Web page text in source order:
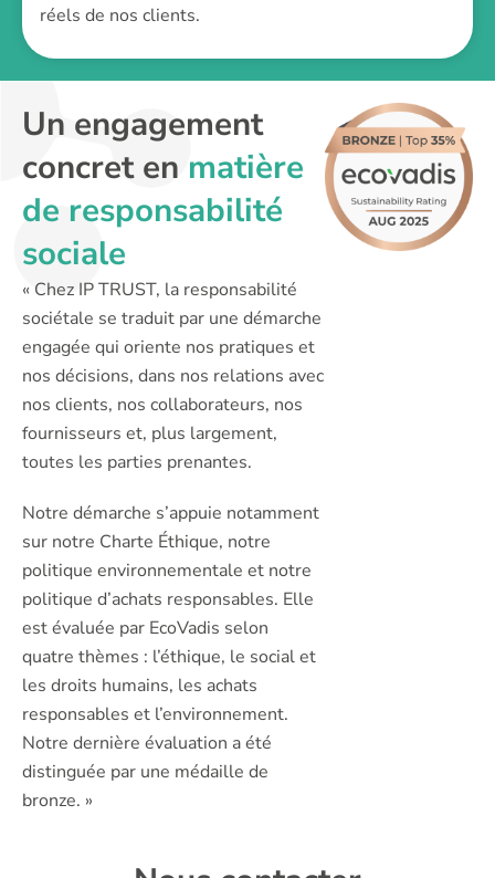
réels de nos clients.
Un engagement
concret en matière
de responsabilité
sociale
« Chez IP TRUST, la responsabilité
sociétale se traduit par une démarche
engagée qui oriente nos pratiques et
nos décisions, dans nos relations avec
nos clients, nos collaborateurs, nos
fournisseurs et, plus largement,
toutes les parties prenantes.
Notre démarche s’appuie notamment
sur notre Charte Éthique, notre
politique environnementale et notre
politique d’achats responsables. Elle
est évaluée par EcoVadis selon
quatre thèmes : l’éthique, le social et
les droits humains, les achats
responsables et l’environnement.
Notre dernière évaluation a été
distinguée par une médaille de
bronze. »